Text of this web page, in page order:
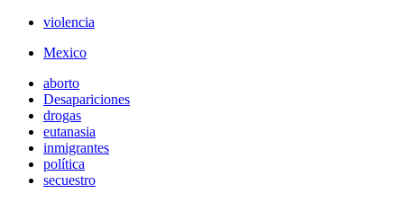
violencia
Mexico
aborto
Desapariciones
drogas
eutanasia
inmigrantes
política
secuestro